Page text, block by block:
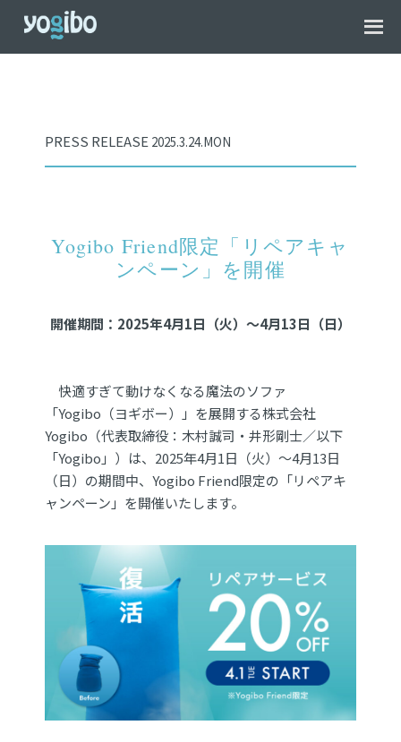
PRESS RELEASE 2025.3.24.MON
Yogibo Friend限定「リペアキャ
ンペーン」を開催
開催期間：2025年4月1日（火）～4月13日（日）
快適すぎて動けなくなる魔法のソファ
「Yogibo（ヨギボー）」を展開する株式会社
Yogibo（代表取締役：木村誠司・井形剛士／以下
「Yogibo」）は、2025年4月1日（火）～4月13日
（日）の期間中、Yogibo Friend限定の「リペアキ
ャンペーン」を開催いたします。